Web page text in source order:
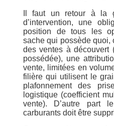
Il faut un retour à la
d’intervention, une
position de tous les
sache qui possède quoi,
des ventes à découvert
possédée), une
vente, limitées en
filière qui utilisent le
plafonnement des
logistique (coefficient
vente). D’autre part
carburants doit être